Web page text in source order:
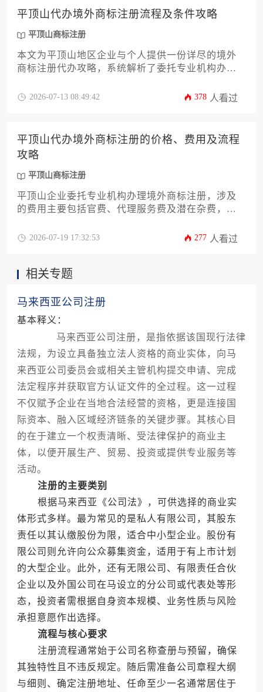
平顶山代办境外商标注册流程及条件攻略
平顶山商标注册
本文为平顶山地区企业与个人提供一份详尽的境外
商标注册代办攻略，系统解析了委托专业机构办理
期查询、选择注册地到申请提交、后期维护的全周
2026-07-13 08:49:42 378 人看过
平顶山代办境外商标注册的价格、费用及流程
攻略
平顶山商标注册
平顶山企业委托专业机构办理境外商标注册，涉及
的费用主要包括官费、代理服务费及潜在杂费，具
整流程涵盖前期检索、申请提交、审查公示及注册
2026-07-19 17:32:53 277 人看过
相关专题
马来西亚公司注册
基本释义：
马来西亚公司注册，是指依据该国现行法律
法规，为设立具备独立法人资格的商业实体，向马
来西亚公司委员会或相关主管机构提交申请、完成
法定程序并获取官方认证文件的全过程。这一过程
不仅赋予企业在当地合法经营的资格，更是连接国
际资本、融入区域经济链条的关键步骤。其核心目
的在于建立一个权责清晰、受法律保护的商业主
体，以便开展生产、贸易、投资或提供专业服务等
活动。
注册的主要类别
根据马来西亚《公司法》，可供选择的商业实
体形式多样。最为常见的是私人有限公司，其股东
责任以其认缴股份为限，适合中小型企业。股份有
限公司则允许向公众募集资金，适用于有上市计划
的大型企业。此外，还有无限公司、有限责任合伙
企业以及外国公司在马设立的分公司或代表处等形
态，投资者需根据自身资本规模、业务性质与风险
承担意愿作出选择。
流程与核心要求
注册流程通常始于公司名称查册与预留，确保
其独特性且不违反规定。随后需准备公司章程大纲
与细则、确定注册地址、任命至少一名通常居住于